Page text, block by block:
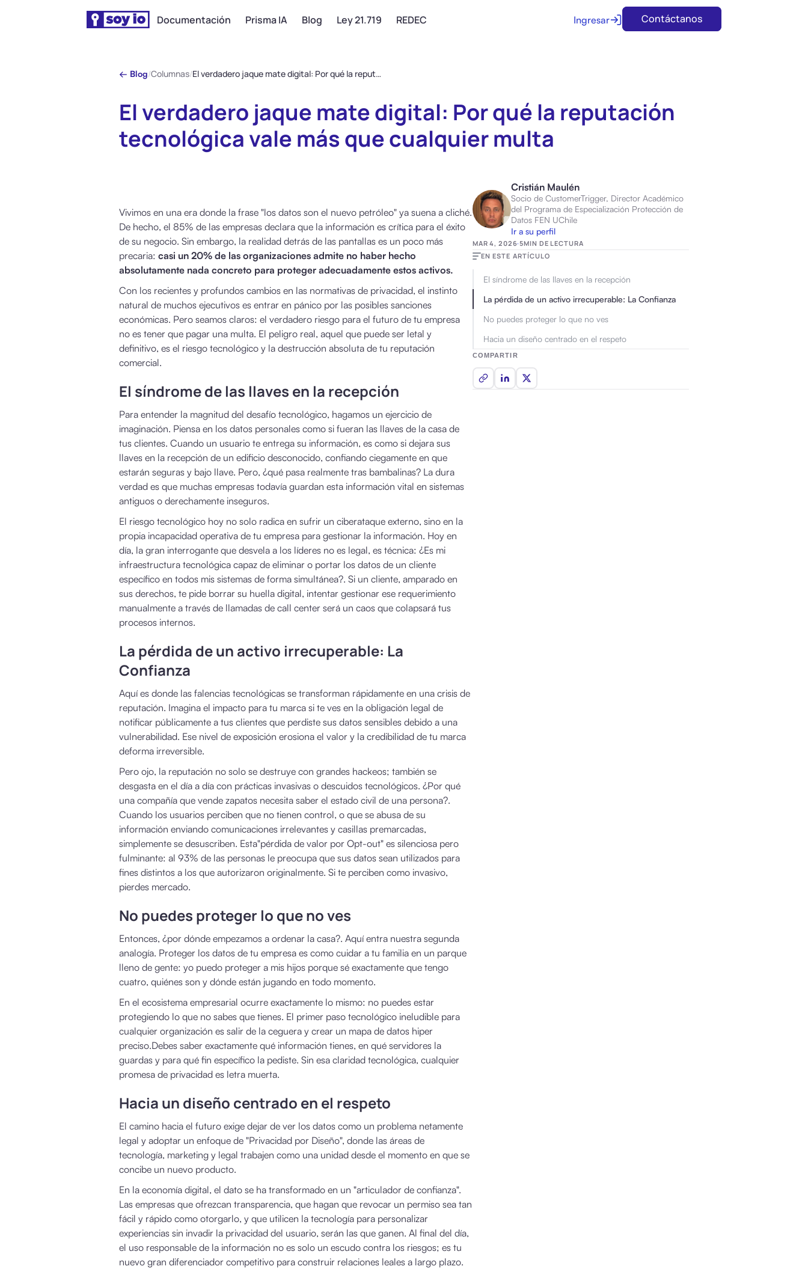
Documentación Prisma IA Blog Ley 21.719 REDEC Ingresar Contáctanos
← Blog/Columnas/ El verdadero jaque mate digital: Por qué la reputación tecnológica vale más que cualquier multa
El verdadero jaque mate digital: Por qué la reputación
tecnológica vale más que cualquier multa
Vivimos en una era donde la frase "los datos son el nuevo petróleo" ya suena a cliché.
De hecho, el 85% de las empresas declara que la información es crítica para el éxito
de su negocio. Sin embargo, la realidad detrás de las pantallas es un poco más
precaria: casi un 20% de las organizaciones admite no haber hecho
absolutamente nada concreto para proteger adecuadamente estos activos.
Con los recientes y profundos cambios en las normativas de privacidad, el instinto
natural de muchos ejecutivos es entrar en pánico por las posibles sanciones
económicas. Pero seamos claros: el verdadero riesgo para el futuro de tu empresa
no es tener que pagar una multa. El peligro real, aquel que puede ser letal y
definitivo, es el riesgo tecnológico y la destrucción absoluta de tu reputación
comercial.
El síndrome de las llaves en la recepción
Para entender la magnitud del desafío tecnológico, hagamos un ejercicio de
imaginación. Piensa en los datos personales como si fueran las llaves de la casa de
tus clientes. Cuando un usuario te entrega su información, es como si dejara sus
llaves en la recepción de un edificio desconocido, confiando ciegamente en que
estarán seguras y bajo llave. Pero, ¿qué pasa realmente tras bambalinas? La dura
verdad es que muchas empresas todavía guardan esta información vital en sistemas
antiguos o derechamente inseguros.
El riesgo tecnológico hoy no solo radica en sufrir un ciberataque externo, sino en la
propia incapacidad operativa de tu empresa para gestionar la información. Hoy en
día, la gran interrogante que desvela a los líderes no es legal, es técnica: ¿Es mi
infraestructura tecnológica capaz de eliminar o portar los datos de un cliente
específico en todos mis sistemas de forma simultánea?. Si un cliente, amparado en
sus derechos, te pide borrar su huella digital, intentar gestionar ese requerimiento
manualmente a través de llamadas de call center será un caos que colapsará tus
procesos internos.
La pérdida de un activo irrecuperable: La
Confianza
Aquí es donde las falencias tecnológicas se transforman rápidamente en una crisis de
reputación. Imagina el impacto para tu marca si te ves en la obligación legal de
notificar públicamente a tus clientes que perdiste sus datos sensibles debido a una
vulnerabilidad. Ese nivel de exposición erosiona el valor y la credibilidad de tu marca
deforma irreversible.
Pero ojo, la reputación no solo se destruye con grandes hackeos; también se
desgasta en el día a día con prácticas invasivas o descuidos tecnológicos. ¿Por qué
una compañía que vende zapatos necesita saber el estado civil de una persona?.
Cuando los usuarios perciben que no tienen control, o que se abusa de su
información enviando comunicaciones irrelevantes y casillas premarcadas,
simplemente se desuscriben. Esta"pérdida de valor por Opt-out" es silenciosa pero
fulminante: al 93% de las personas le preocupa que sus datos sean utilizados para
fines distintos a los que autorizaron originalmente. Si te perciben como invasivo,
pierdes mercado.
No puedes proteger lo que no ves
Entonces, ¿por dónde empezamos a ordenar la casa?. Aquí entra nuestra segunda
analogía. Proteger los datos de tu empresa es como cuidar a tu familia en un parque
lleno de gente: yo puedo proteger a mis hijos porque sé exactamente que tengo
cuatro, quiénes son y dónde están jugando en todo momento.
En el ecosistema empresarial ocurre exactamente lo mismo: no puedes estar
protegiendo lo que no sabes que tienes. El primer paso tecnológico ineludible para
cualquier organización es salir de la ceguera y crear un mapa de datos hiper
preciso.Debes saber exactamente qué información tienes, en qué servidores la
guardas y para qué fin específico la pediste. Sin esa claridad tecnológica, cualquier
promesa de privacidad es letra muerta.
Hacia un diseño centrado en el respeto
El camino hacia el futuro exige dejar de ver los datos como un problema netamente
legal y adoptar un enfoque de "Privacidad por Diseño", donde las áreas de
tecnología, marketing y legal trabajen como una unidad desde el momento en que se
concibe un nuevo producto.
En la economía digital, el dato se ha transformado en un "articulador de confianza".
Las empresas que ofrezcan transparencia, que hagan que revocar un permiso sea tan
fácil y rápido como otorgarlo, y que utilicen la tecnología para personalizar
experiencias sin invadir la privacidad del usuario, serán las que ganen. Al final del día,
el uso responsable de la información no es solo un escudo contra los riesgos; es tu
nuevo gran diferenciador competitivo para construir relaciones leales a largo plazo.
Cristián Maulén
Socio de CustomerTrigger, Director Académico
del Programa de Especialización Protección de
Datos FEN UChile
Ir a su perfil
MAR 4, 2026·5MIN DE LECTURA
EN ESTE ARTÍCULO
El síndrome de las llaves en la recepción
La pérdida de un activo irrecuperable: La Confianza
No puedes proteger lo que no ves
Hacia un diseño centrado en el respeto
COMPARTIR